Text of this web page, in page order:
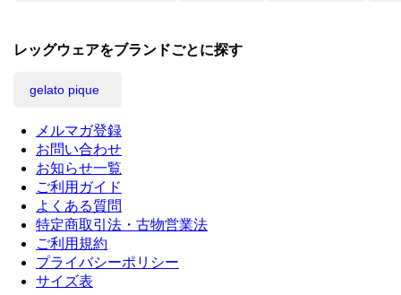
レッグウェアをブランドごとに探す
gelato pique
メルマガ登録
お問い合わせ
お知らせ一覧
ご利用ガイド
よくある質問
特定商取引法・古物営業法
ご利用規約
プライバシーポリシー
サイズ表